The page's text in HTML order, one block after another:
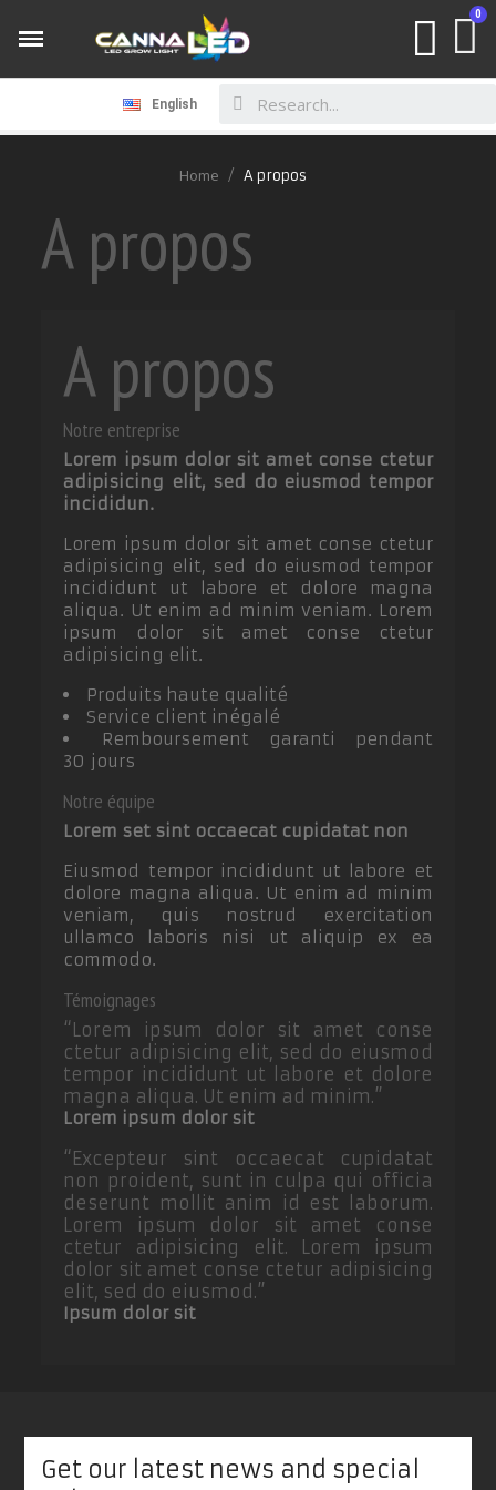
English
Home A propos
A propos
A propos
Notre entreprise
Lorem ipsum dolor sit amet conse ctetur
adipisicing elit, sed do eiusmod tempor
incididun.
Lorem ipsum dolor sit amet conse ctetur
adipisicing elit, sed do eiusmod tempor
incididunt ut labore et dolore magna
aliqua. Ut enim ad minim veniam. Lorem
ipsum dolor sit amet conse ctetur
adipisicing elit.
Produits haute qualité
Service client inégalé
Remboursement garanti pendant
30 jours
Notre équipe
Lorem set sint occaecat cupidatat non
Eiusmod tempor incididunt ut labore et
dolore magna aliqua. Ut enim ad minim
veniam, quis nostrud exercitation
ullamco laboris nisi ut aliquip ex ea
commodo.
Témoignages
“ Lorem ipsum dolor sit amet conse
ctetur adipisicing elit, sed do eiusmod
tempor incididunt ut labore et dolore
magna aliqua. Ut enim ad minim.”
Lorem ipsum dolor sit
“ Excepteur sint occaecat cupidatat
non proident, sunt in culpa qui officia
deserunt mollit anim id est laborum.
Lorem ipsum dolor sit amet conse
ctetur adipisicing elit. Lorem ipsum
dolor sit amet conse ctetur adipisicing
elit, sed do eiusmod.”
Ipsum dolor sit
Get our latest news and special